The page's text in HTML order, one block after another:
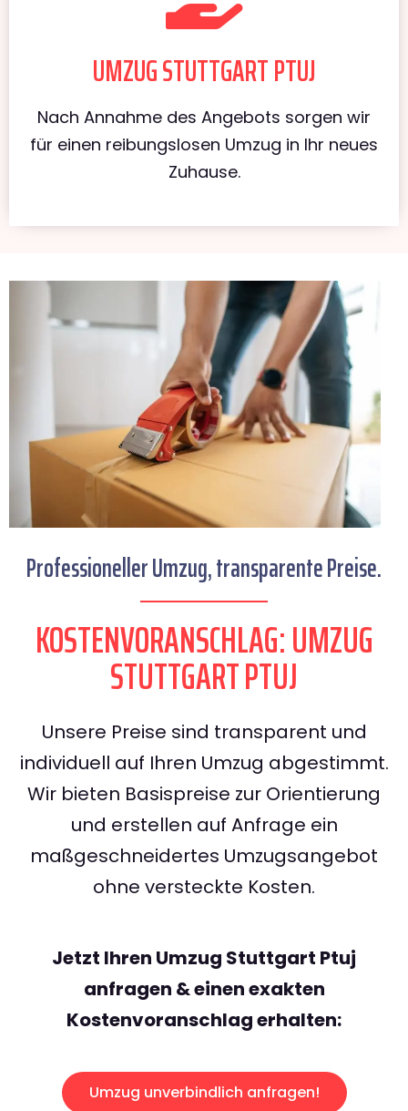
UMZUG STUTTGART PTUJ
Nach Annahme des Angebots sorgen wir
für einen reibungslosen Umzug in Ihr neues
Zuhause.
Professioneller Umzug, transparente Preise.
KOSTENVORANSCHLAG: UMZUG
STUTTGART PTUJ
Unsere Preise sind transparent und
individuell auf Ihren Umzug abgestimmt.
Wir bieten Basispreise zur Orientierung
und erstellen auf Anfrage ein
maßgeschneidertes Umzugsangebot
ohne versteckte Kosten.
Jetzt Ihren Umzug Stuttgart Ptuj
anfragen & einen exakten
Kostenvoranschlag erhalten:
Umzug unverbindlich anfragen!